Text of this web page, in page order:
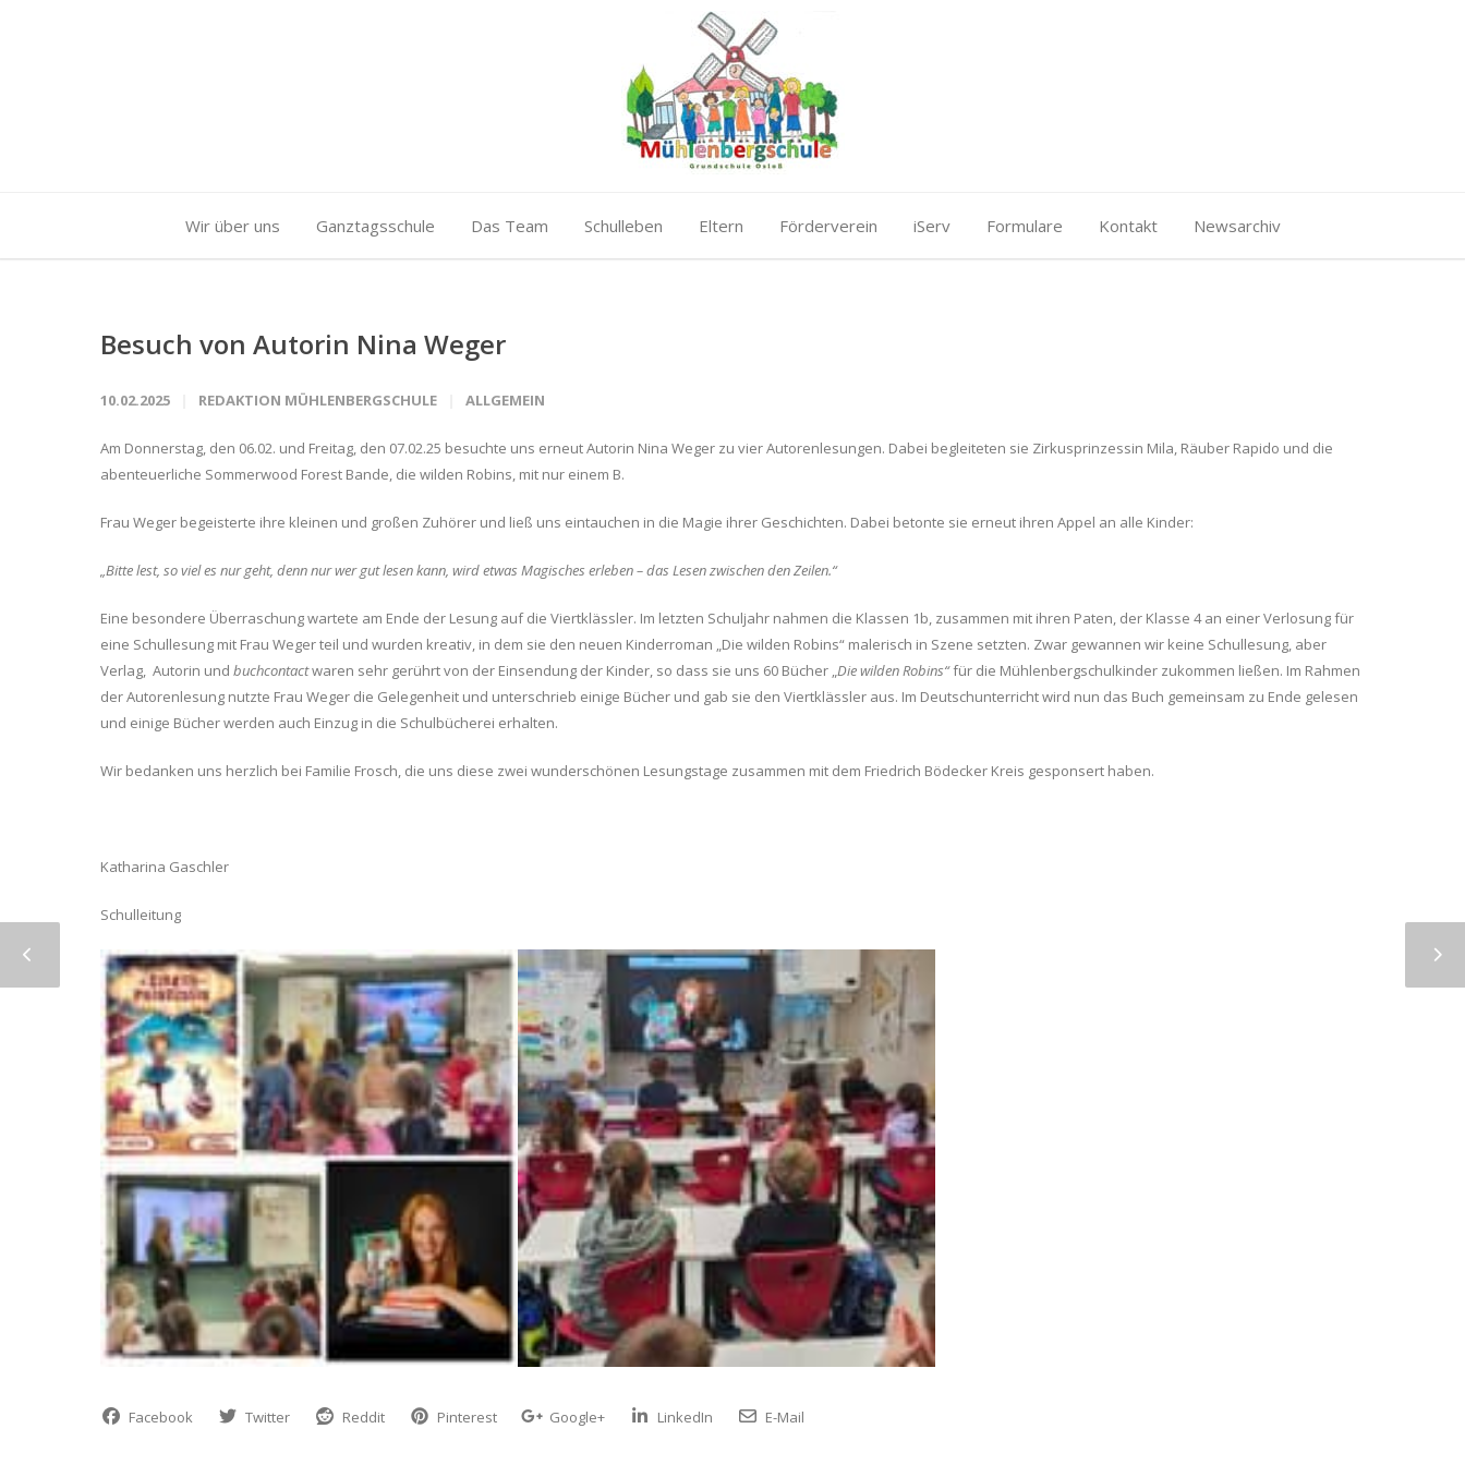
Wir über uns Ganztagsschule Das Team Schulleben Eltern Förderverein iServ Formulare Kontakt Newsarchiv
Besuch von Autorin Nina Weger
10.02.2025 REDAKTION MÜHLENBERGSCHULE ALLGEMEIN
Am Donnerstag, den 06.02. und Freitag, den 07.02.25 besuchte uns erneut Autorin Nina Weger zu vier Autorenlesungen. Dabei begleiteten sie Zirkusprinzessin Mila, Räuber Rapido und die
abenteuerliche Sommerwood Forest Bande, die wilden Robins, mit nur einem B.
Frau Weger begeisterte ihre kleinen und großen Zuhörer und ließ uns eintauchen in die Magie ihrer Geschichten. Dabei betonte sie erneut ihren Appel an alle Kinder:
„Bitte lest, so viel es nur geht, denn nur wer gut lesen kann, wird etwas Magisches erleben – das Lesen zwischen den Zeilen.“
Eine besondere Überraschung wartete am Ende der Lesung auf die Viertklässler. Im letzten Schuljahr nahmen die Klassen 1b, zusammen mit ihren Paten, der Klasse 4 an einer Verlosung für
eine Schullesung mit Frau Weger teil und wurden kreativ, in dem sie den neuen Kinderroman „Die wilden Robins“ malerisch in Szene setzten. Zwar gewannen wir keine Schullesung, aber
Verlag, Autorin und buchcontactwaren sehr gerührt von der Einsendung der Kinder, so dass sie uns 60 Bücher „Die wilden Robins“für die Mühlenbergschulkinder zukommen ließen. Im Rahmen
der Autorenlesung nutzte Frau Weger die Gelegenheit und unterschrieb einige Bücher und gab sie den Viertklässler aus. Im Deutschunterricht wird nun das Buch gemeinsam zu Ende gelesen
und einige Bücher werden auch Einzug in die Schulbücherei erhalten.
Wir bedanken uns herzlich bei Familie Frosch, die uns diese zwei wunderschönen Lesungstage zusammen mit dem Friedrich Bödecker Kreis gesponsert haben.
Katharina Gaschler
Schulleitung
Facebook Twitter Reddit Pinterest Google+ LinkedIn E-Mail